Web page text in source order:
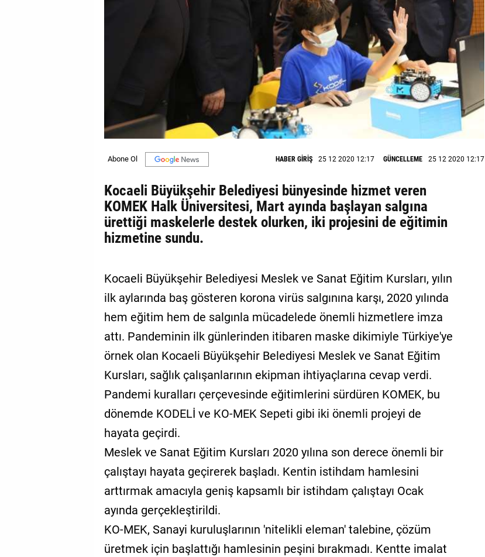
HABER GİRİŞ 25 12 2020 12:17 GÜNCELLEME 25 12 2020 12:17
Kocaeli Büyükşehir Belediyesi bünyesinde hizmet veren
KOMEK Halk Üniversitesi, Mart ayında başlayan salgına
ürettiği maskelerle destek olurken, iki projesini de eğitimin
hizmetine sundu.
Kocaeli Büyükşehir Belediyesi Meslek ve Sanat Eğitim Kursları, yılın
ilk aylarında baş gösteren korona virüs salgınına karşı, 2020 yılında
hem eğitim hem de salgınla mücadelede önemli hizmetlere imza
attı. Pandeminin ilk günlerinden itibaren maske dikimiyle Türkiye'ye
örnek olan Kocaeli Büyükşehir Belediyesi Meslek ve Sanat Eğitim
Kursları, sağlık çalışanlarının ekipman ihtiyaçlarına cevap verdi.
Pandemi kuralları çerçevesinde eğitimlerini sürdüren KOMEK, bu
dönemde KODELİ ve KO-MEK Sepeti gibi iki önemli projeyi de
hayata geçirdi.
Meslek ve Sanat Eğitim Kursları 2020 yılına son derece önemli bir
çalıştayı hayata geçirerek başladı. Kentin istihdam hamlesini
arttırmak amacıyla geniş kapsamlı bir istihdam çalıştayı Ocak
ayında gerçekleştirildi.
KO-MEK, Sanayi kuruluşlarının 'nitelikli eleman' talebine, çözüm
üretmek için başlattığı hamlesinin peşini bırakmadı. Kentte imalat